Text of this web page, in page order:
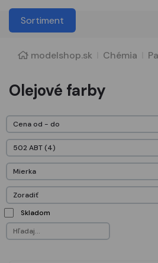
Sortiment
modelshop.sk Chémia
Olejové farby
Skladom